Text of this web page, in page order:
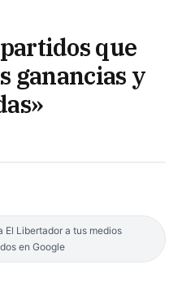
que
ganancias y
El Libertador a tus medios
en Google